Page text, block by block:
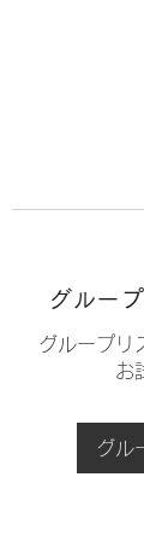
グルー
グループリ
お
グル